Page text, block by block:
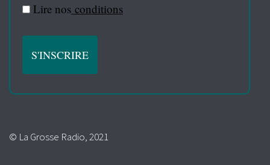
Lire nos conditions
© La Grosse Radio, 2021